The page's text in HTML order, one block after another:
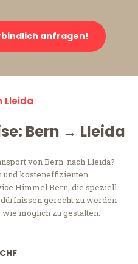
anfragen!
Lleida
Bern → Lleida
von Bern nach Lleida?
und kosteneffizienten
Himmel Bern, die speziell
gerecht zu werden
möglich zu gestalten.